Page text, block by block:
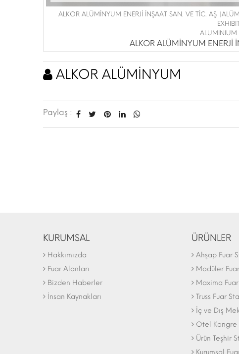
ALKOR ALÜMİNYUM ENERJİ İNŞAAT SAN. VE TİC. AŞ.
ALKOR ALÜMİNYUM ENERJİ
ALKOR ALÜMİNYUM
Paylaş :
KURUMSAL
Hakkımızda
Fuar Alanları
Bizden Haberler
İnsan Kaynakları
ÜRÜNLER
Ahşap Fuar
Modüler
Maxima Fuar
Truss Fuar
İç ve Dış
Otel Kongre
Ürün Teşhir
Kurumsal